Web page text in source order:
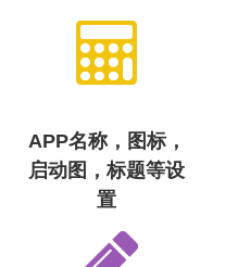
APP名称，图标，
启动图，标题等设
置